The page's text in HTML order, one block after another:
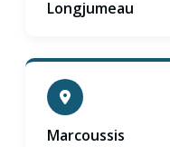
Longjumeau
Marcoussis